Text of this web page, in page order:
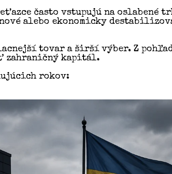
často vstupujú na oslabené
alebo ekonomicky
lacnejší tovar a širší výber. Z
zahraničný kapitál.
rokov: